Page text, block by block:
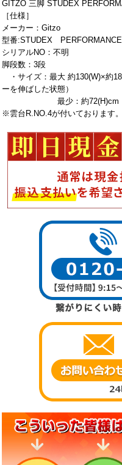
GITZO 三脚 STUDEX
［仕様］
メーカー：Gitzo
型番:STUDEX PERFORMANCE
シリアルNO：不明
脚段数：3段
・サイズ：最大 約130(W)×約
ーを伸ばした状態）
最少：約72(H)cm（折
※雲台R.NO.4が付いております。